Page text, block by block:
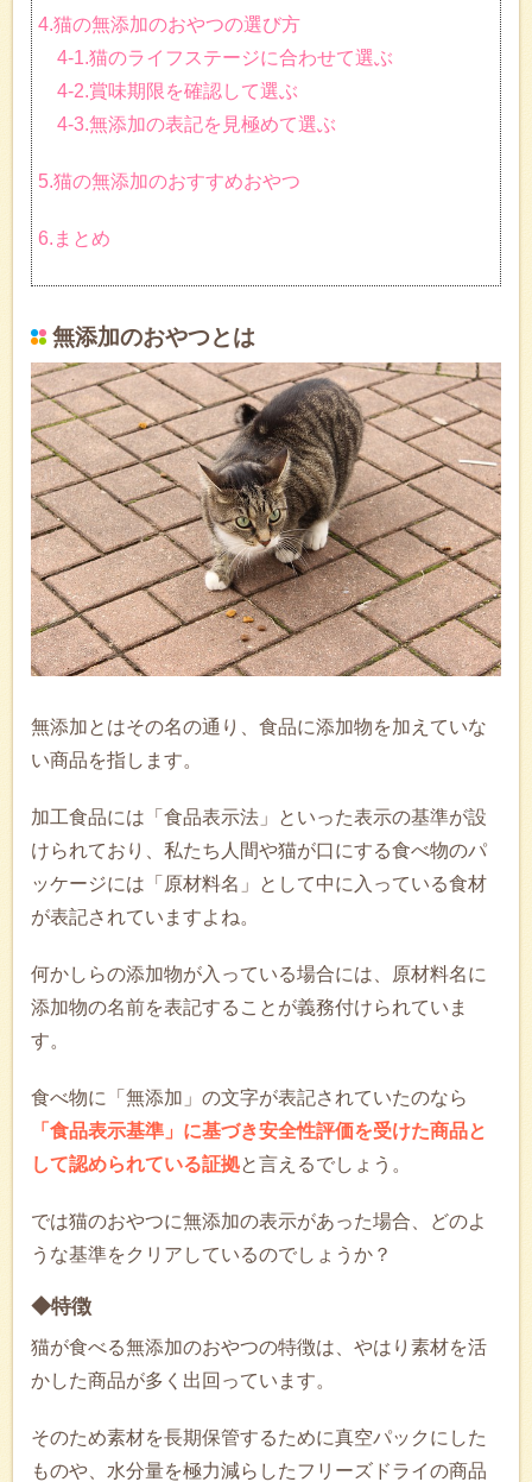
4.猫の無添加のおやつの選び方
4-1.猫のライフステージに合わせて選ぶ
4-2.賞味期限を確認して選ぶ
4-3.無添加の表記を見極めて選ぶ
5.猫の無添加のおすすめおやつ
6.まとめ
無添加のおやつとは
無添加とはその名の通り、食品に添加物を加えていな
い商品を指します。
加工食品には「食品表示法」といった表示の基準が設
けられており、私たち人間や猫が口にする食べ物のパ
ッケージには「原材料名」として中に入っている食材
が表記されていますよね。
何かしらの添加物が入っている場合には、原材料名に
添加物の名前を表記することが義務付けられていま
す。
食べ物に「無添加」の文字が表記されていたのなら
「食品表示基準」に基づき安全性評価を受けた商品と
して認められている証拠と言えるでしょう。
では猫のおやつに無添加の表示があった場合、どのよ
うな基準をクリアしているのでしょうか？
◆特徴
猫が食べる無添加のおやつの特徴は、やはり素材を活
かした商品が多く出回っています。
そのため素材を長期保管するために真空パックにした
ものや、水分量を極力減らしたフリーズドライの商品